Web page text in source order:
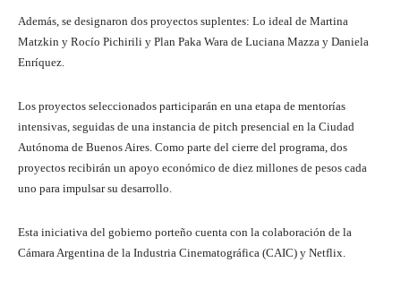
Además, se designaron dos proyectos suplentes: Lo ideal de Martina
Matzkin y Rocío Pichirili y Plan Paka Wara de Luciana Mazza y Daniela
Enríquez.
Los proyectos seleccionados participarán en una etapa de mentorías
intensivas, seguidas de una instancia de pitch presencial en la Ciudad
Autónoma de Buenos Aires. Como parte del cierre del programa, dos
proyectos recibirán un apoyo económico de diez millones de pesos cada
uno para impulsar su desarrollo.
Esta iniciativa del gobierno porteño cuenta con la colaboración de la
Cámara Argentina de la Industria Cinematográfica (CAIC) y Netflix.